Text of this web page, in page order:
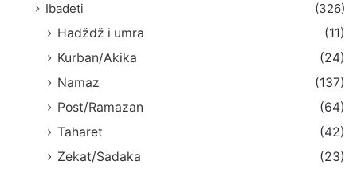
Ibadeti
(326)
Hadždž i umra
(11)
Kurban/Akika
(24)
Namaz
(137)
Post/Ramazan
(64)
Taharet
(42)
Zekat/Sadaka
(23)